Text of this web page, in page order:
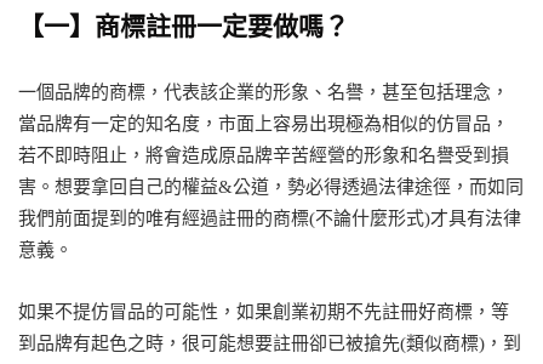
【一】商標註冊一定要做嗎？
一個品牌的商標，代表該企業的形象、名譽，甚至包括理念，
當品牌有一定的知名度，市面上容易出現極為相似的仿冒品，
若不即時阻止，將會造成原品牌辛苦經營的形象和名譽受到損
害。想要拿回自己的權益&公道，勢必得透過法律途徑，而如同
我們前面提到的唯有經過註冊的商標(不論什麼形式)才具有法律
意義。
如果不提仿冒品的可能性，如果創業初期不先註冊好商標，等
到品牌有起色之時，很可能想要註冊卻已被搶先(類似商標)，到